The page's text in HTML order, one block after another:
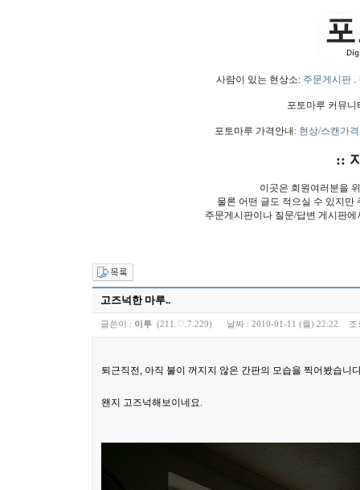
사람이 있는 현상소: 주문게시판.
포토마루 커뮤
포토마루 가격안내: 현상/스캔가격
::
이곳은 회원여러분을
물론 어떤 글도 적으실 수 있지만
주문게시판이나 질문/답변 게시판
고즈넉한 마루..
글쓴이 : 이루 (211.♡.7.229) 날짜 : 2010-01-11 (월) 22:22
퇴근직전, 아직 불이 꺼지지 않은 간판의 모습을 찍어봤습니
왠지 고즈넉해보이네요.